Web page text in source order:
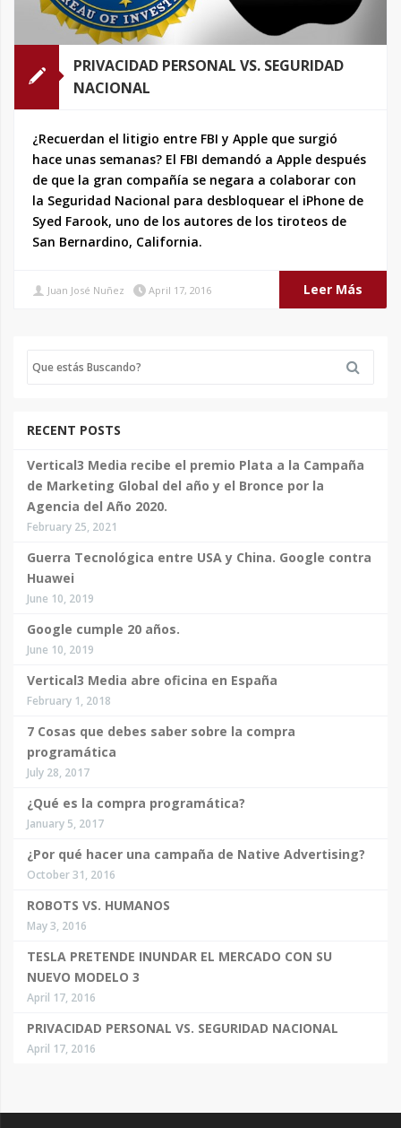
PRIVACIDAD PERSONAL VS. SEGURIDAD
NACIONAL
¿Recuerdan el litigio entre FBI y Apple que surgió
hace unas semanas? El FBI demandó a Apple después
de que la gran compañía se negara a colaborar con
la Seguridad Nacional para desbloquear el iPhone de
Syed Farook, uno de los autores de los tiroteos de
San Bernardino, California.
Juan José Nuñez April 17, 2016 Leer Más
RECENT POSTS
Vertical3 Media recibe el premio Plata a la Campaña
de Marketing Global del año y el Bronce por la
Agencia del Año 2020.
February 25, 2021
Guerra Tecnológica entre USA y China. Google contra
Huawei
June 10, 2019
Google cumple 20 años.
June 10, 2019
Vertical3 Media abre oficina en España
February 1, 2018
7 Cosas que debes saber sobre la compra
programática
July 28, 2017
¿Qué es la compra programática?
January 5, 2017
¿Por qué hacer una campaña de Native Advertising?
October 31, 2016
ROBOTS VS. HUMANOS
May 3, 2016
TESLA PRETENDE INUNDAR EL MERCADO CON SU
NUEVO MODELO 3
April 17, 2016
PRIVACIDAD PERSONAL VS. SEGURIDAD NACIONAL
April 17, 2016